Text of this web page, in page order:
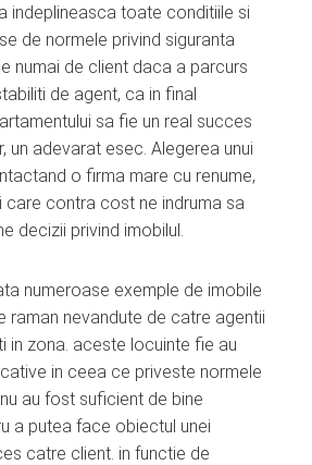
indeplineasca toate conditiile si
de normele privind siguranta
numai de client daca a parcurs
de agent, ca in final
sa fie un real succes
un adevarat esec. Alegerea unui
o firma mare cu renume,
care contra cost ne indruma sa
decizii privind imobilul.
numeroase exemple de imobile
raman nevandute de catre agentii
in zona. aceste locuinte fie au
in ceea ce priveste normele
au fost suficient de bine
a putea face obiectul unei
catre client. in functie de